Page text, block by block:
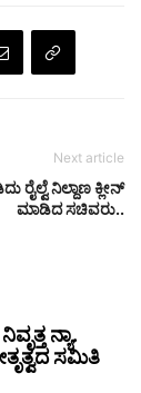
Next article
ರೈಲ್ವೆ ನಿಲ್ದಾಣ ಕ್ಲೀನ್​
ಮಾಡಿದ ಸಚಿವರು..
ನ್ಯಾ.
ಸಮಿತಿ